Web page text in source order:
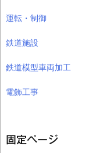
運転・制御
鉄道施設
鉄道模型車両加工
電飾工事
固定ページ